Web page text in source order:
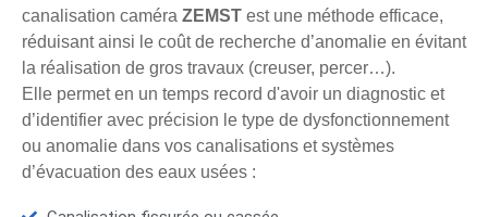
canalisation caméra ZEMST est une méthode efficace,
réduisant ainsi le coût de recherche d’anomalie en évitant
la réalisation de gros travaux (creuser, percer…).
Elle permet en un temps record d'avoir un diagnostic et
d’identifier avec précision le type de dysfonctionnement
ou anomalie dans vos canalisations et systèmes
d’évacuation des eaux usées :